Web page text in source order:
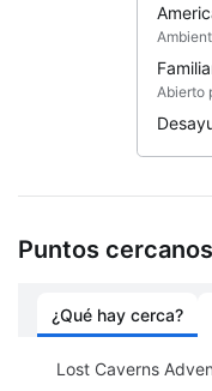
Abierto
Puntos cercanos
¿Qué hay cerca?
Lost Caverns